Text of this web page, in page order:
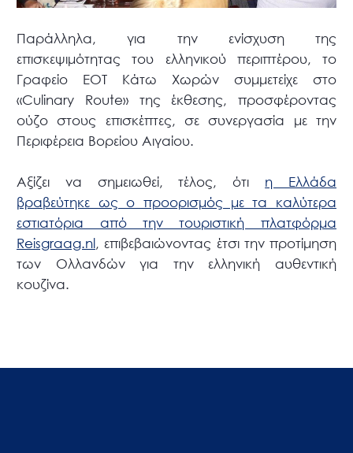
Παράλληλα, για την ενίσχυση της
επισκεψιμότητας του ελληνικού περιπτέρου, το
Γραφείο ΕΟΤ Κάτω Χωρών συμμετείχε στο
«Culinary Route» της έκθεσης, προσφέροντας
ούζο στους επισκέπτες, σε συνεργασία με την
Περιφέρεια Βορείου Αιγαίου.
Αξίζει να σημειωθεί, τέλος, ότι η Ελλάδα
βραβεύτηκε ως o προορισμός με τα καλύτερα
εστιατόρια από την τουριστική πλατφόρμα
Reisgraag.nl, επιβεβαιώνοντας έτσι την προτίμηση
των Ολλανδών για την ελληνική αυθεντική
κουζίνα.